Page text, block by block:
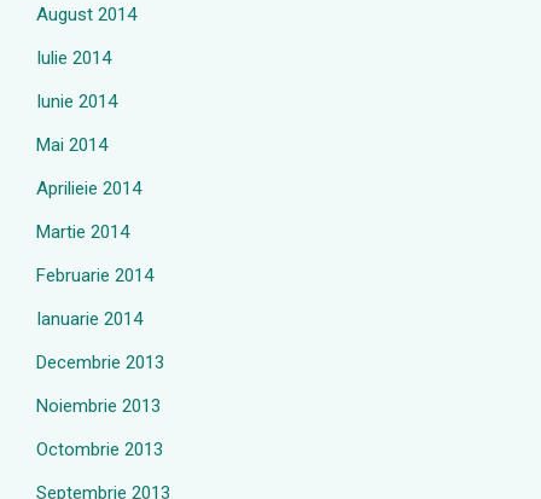
August 2014
Iulie 2014
Iunie 2014
Mai 2014
Aprilieie 2014
Martie 2014
Februarie 2014
Ianuarie 2014
Decembrie 2013
Noiembrie 2013
Octombrie 2013
Septembrie 2013